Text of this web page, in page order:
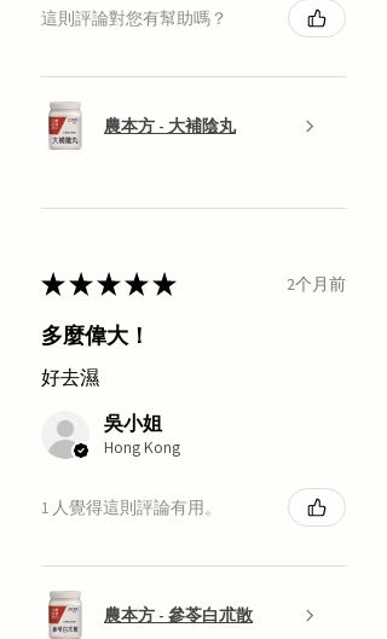
這則評論對您有幫助嗎？
農本方 - 大補陰丸
★★★★★ 2个月前
多麼偉大！
好去濕
吳小姐
Hong Kong
1 人覺得這則評論有用。
農本方 - 參苓白朮散